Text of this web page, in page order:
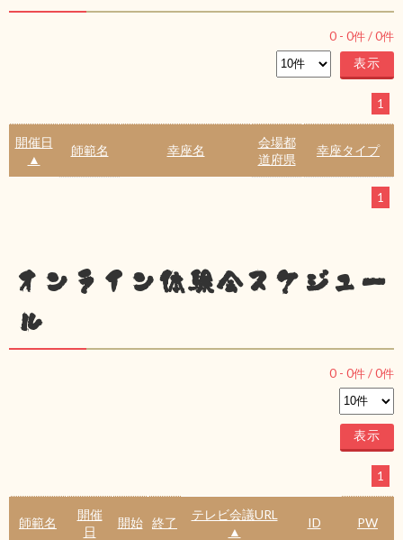
0 - 0件 /0件
1
開催日
▲
師範名 幸座名
会場都
道府県
幸座タイプ
1
オンライン体験会スケジュー
ル
0 - 0件 /0件
1
師範名
開催
日
開始 終了
テレビ会議URL
▲
ID PW